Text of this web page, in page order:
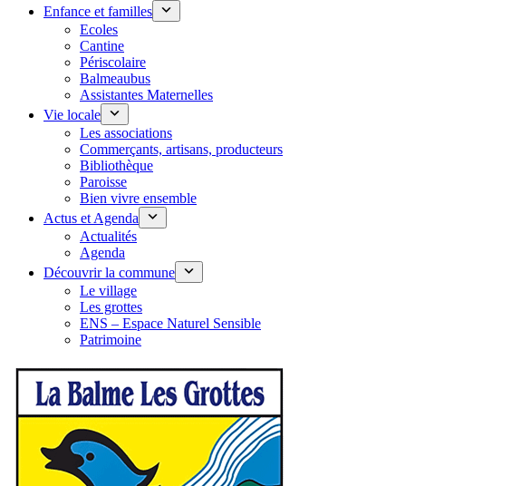
Enfance et familles
Ecoles
Cantine
Périscolaire
Balmeaubus
Assistantes Maternelles
Vie locale
Les associations
Commerçants, artisans, producteurs
Bibliothèque
Paroisse
Bien vivre ensemble
Actus et Agenda
Actualités
Agenda
Découvrir la commune
Le village
Les grottes
ENS – Espace Naturel Sensible
Patrimoine